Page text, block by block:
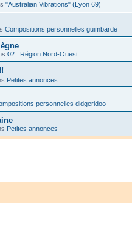
"Australian Vibrations" (Lyon 69)
Compositions personnelles guimbarde
02 : Région Nord-Ouest
Petites annonces
personnelles didgeridoo
Petites annonces